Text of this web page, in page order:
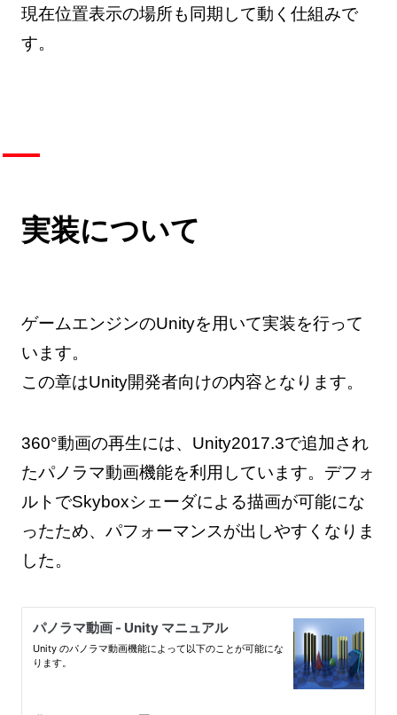
現在位置表示の場所も同期して動く仕組みで
す。
実装について
ゲームエンジンのUnityを用いて実装を行って
います。
この章はUnity開発者向けの内容となります。
360°動画の再生には、Unity2017.3で追加され
たパノラマ動画機能を利用しています。デフォ
ルトでSkyboxシェーダによる描画が可能にな
ったため、パフォーマンスが出しやすくなりま
した。